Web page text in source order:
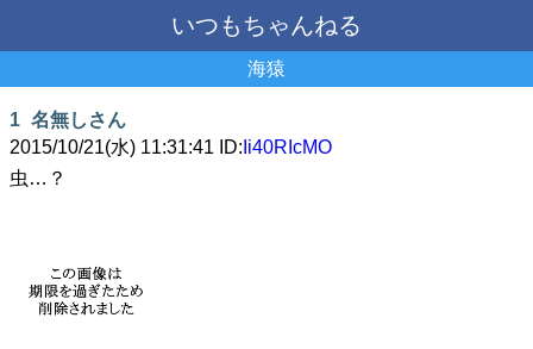
いつもちゃんねる
海猿
1 名無しさん
2015/10/21(水) 11:31:41 ID: Ii40RIcMO
虫…？